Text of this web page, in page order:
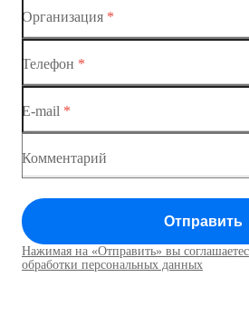
Ethernet-коммутаторы
Коммутатор доступа
Коммутатор доступа
Коммутаторы доступа01
Организация *
Телефон *
E-mail *
Комментарий
Отправить
Нажимая на «Отправить» вы
обработки персональных данных